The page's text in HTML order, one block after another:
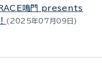
鳴門 presents
2025年07月09日